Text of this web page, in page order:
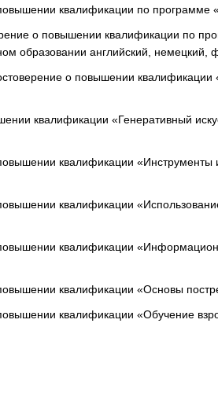
квалификации по программе
о повышении квалификации по
образовании английский, немецкий,
о повышении квалификации
квалификации «Генеративный
квалификации «Инструменты
квалификации
квалификации
квалификации «Основы
квалификации «Обучение